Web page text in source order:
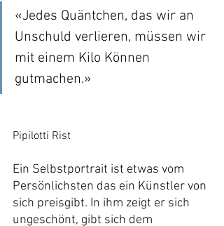
«Jedes Quäntchen, das wir an
Unschuld verlieren, müssen wir
mit einem Kilo Können
gutmachen.»
Pipilotti Rist
Ein Selbstportrait ist etwas vom
Persönlichsten das ein Künstler von
sich preisgibt. In ihm zeigt er sich
ungeschönt, gibt sich dem